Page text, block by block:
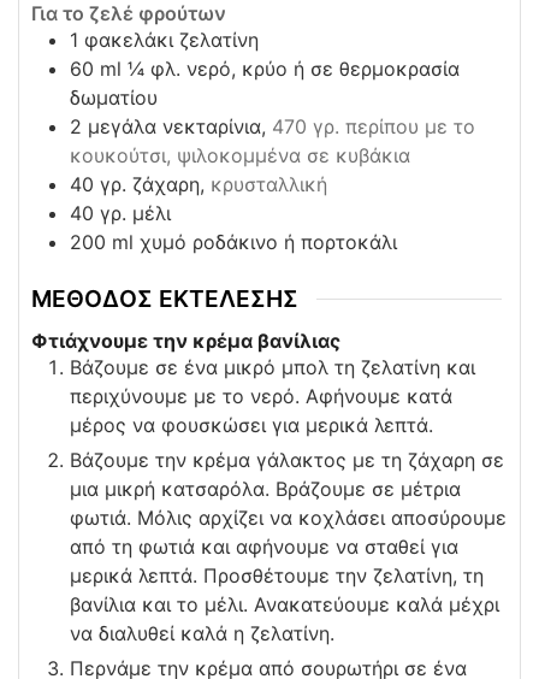
Για το ζελέ φρούτων
1 φακελάκι ζελατίνη
60 ml ¼ φλ. νερό, κρύο ή σε θερμοκρασία
δωματίου
2 μεγάλα νεκταρίνια, 470 γρ. περίπου με το
κουκούτσι, ψιλοκομμένα σε κυβάκια
40 γρ. ζάχαρη, κρυσταλλική
40 γρ. μέλι
200 ml χυμό ροδάκινο ή πορτοκάλι
ΜΕΘΟΔΟΣ ΕΚΤΕΛΕΣΗΣ
Φτιάχνουμε την κρέμα βανίλιας
Βάζουμε σε ένα μικρό μπολ τη ζελατίνη και
περιχύνουμε με το νερό. Αφήνουμε κατά
μέρος να φουσκώσει για μερικά λεπτά.
Βάζουμε την κρέμα γάλακτος με τη ζάχαρη σε
μια μικρή κατσαρόλα. Βράζουμε σε μέτρια
φωτιά. Μόλις αρχίζει να κοχλάσει αποσύρουμε
από τη φωτιά και αφήνουμε να σταθεί για
μερικά λεπτά. Προσθέτουμε την ζελατίνη, τη
βανίλια και το μέλι. Ανακατεύουμε καλά μέχρι
να διαλυθεί καλά η ζελατίνη.
Περνάμε την κρέμα από σουρωτήρι σε ένα